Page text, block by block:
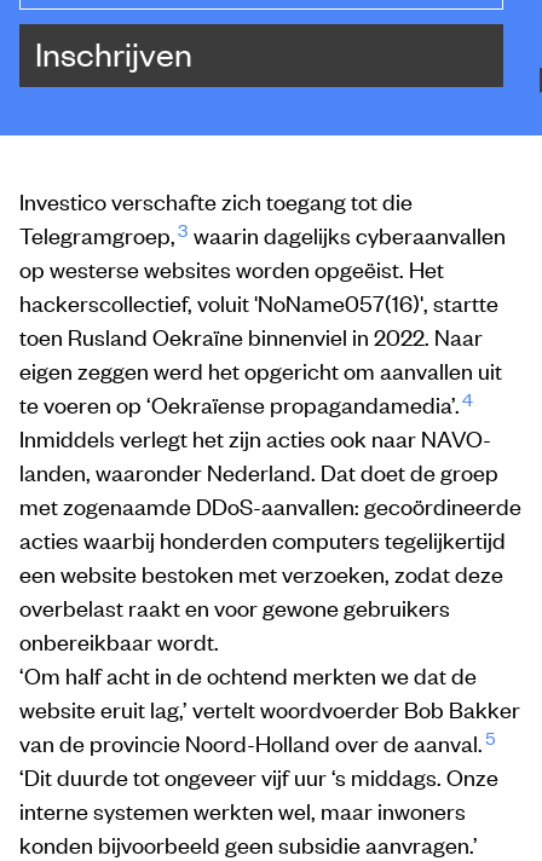
Inschrijven
Investico verschafte zich toegang tot die
Telegramgroep,3 waarin dagelijks cyberaanvallen
op westerse websites worden opgeëist. Het
hackerscollectief, voluit 'NoName057(16)', startte
toen Rusland Oekraïne binnenviel in 2022. Naar
eigen zeggen werd het opgericht om aanvallen uit
te voeren op ‘Oekraïense propagandamedia’.4
Inmiddels verlegt het zijn acties ook naar NAVO-
landen, waaronder Nederland. Dat doet de groep
met zogenaamde DDoS-aanvallen: gecoördineerde
acties waarbij honderden computers tegelijkertijd
een website bestoken met verzoeken, zodat deze
overbelast raakt en voor gewone gebruikers
onbereikbaar wordt.
‘Om half acht in de ochtend merkten we dat de
website eruit lag,’ vertelt woordvoerder Bob Bakker
van de provincie Noord-Holland over de aanval.5
‘Dit duurde tot ongeveer vijf uur ‘s middags. Onze
interne systemen werkten wel, maar inwoners
konden bijvoorbeeld geen subsidie aanvragen.’